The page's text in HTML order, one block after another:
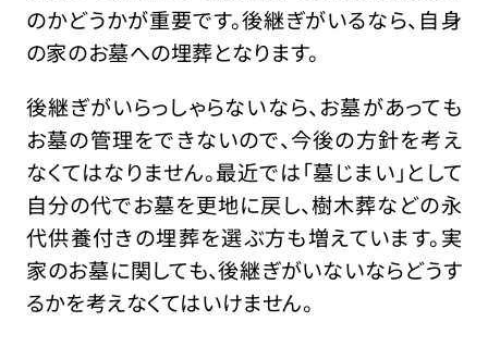
のかどうかが重要です。後継ぎがいるなら、自身
の家のお墓への埋葬となります。
後継ぎがいらっしゃらないなら、お墓があっても
お墓の管理をできないので、今後の方針を考え
なくてはなりません。最近では「墓じまい」として
自分の代でお墓を更地に戻し、樹木葬などの永
代供養付きの埋葬を選ぶ方も増えています。実
家のお墓に関しても、後継ぎがいないならどうす
るかを考えなくてはいけません。